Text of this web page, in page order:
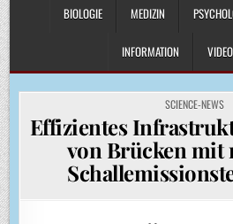
BIOLOGIE MEDIZIN
INFORMATION
POSTED
IN
SCIENCE-NEWS
Effizientes
von Brücken mit